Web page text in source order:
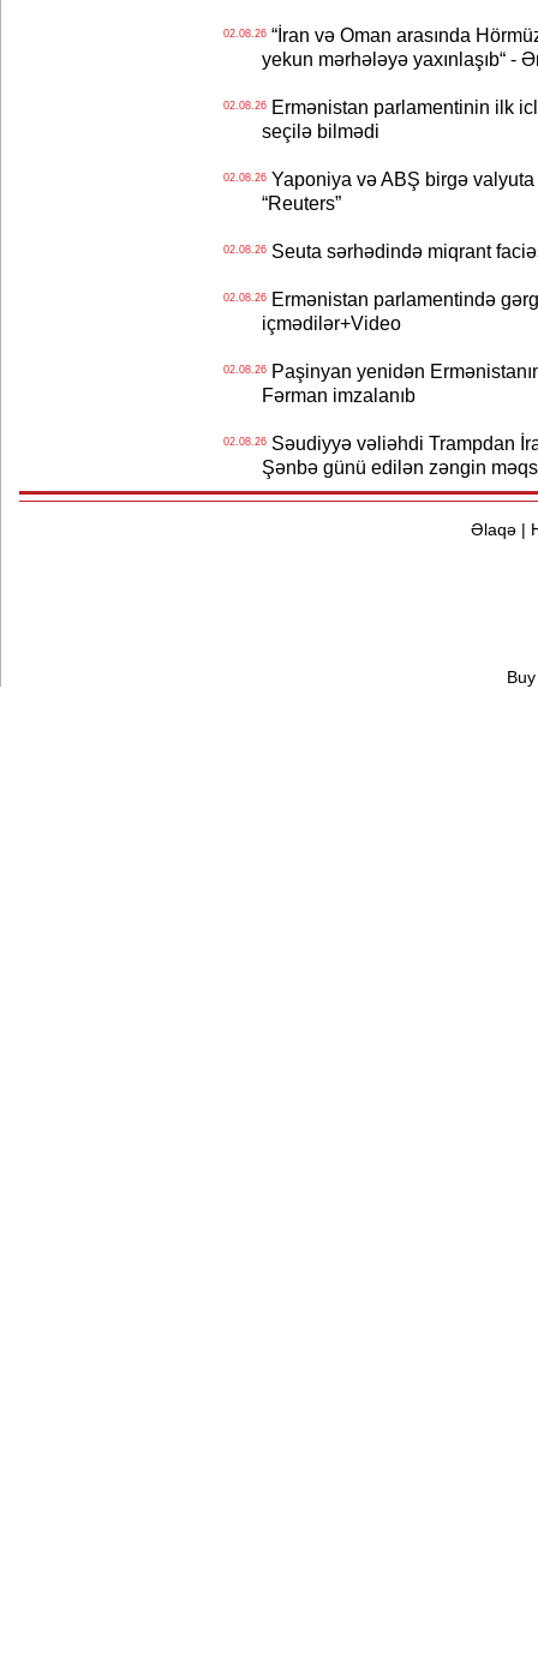
02.08.26“İran və Oman arasında
yekun mərhələyə yaxınlaşıb“ -
02.08.26Ermənistan parlamentinin ilk
seçilə bilmədi
02.08.26Yaponiya və ABŞ birgə valyuta
“Reuters”
02.08.26Seuta sərhədində miqrant
02.08.26Ermənistan parlamentində
içmədilər+Video
02.08.26Paşinyan yenidən
Fərman imzalanıb
02.08.26Səudiyyə vəliəhdi Trampdan
Şənbə günü edilən zəngin
Əlaqə|